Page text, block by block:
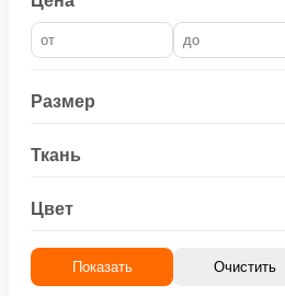
Размер
Ткань
Цвет
Показать Очистить